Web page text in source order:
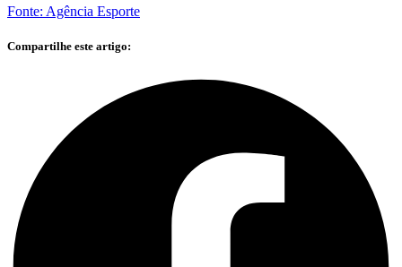
Fonte: Agência Esporte
Compartilhe este artigo: